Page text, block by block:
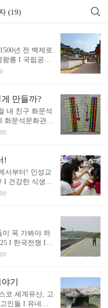
(19)
년 전 백제로
왕릉 I 국립공주
의 지혜를 배우
한 역사를 단
부가 되겠지만,
얻는다면 흥미
게 되겠죠? 여름
고 있을 텐데
(475년)에 한산
(538년)에 부여
였던..
만들까?
내 친구 화문석
화문석문화관 I
아버지 댁에
나와 돗자리
이면 흔히 볼 수
것을 화문석
했어요. 여러
업으로 계승·발
특산품으로 오
는 화문석의 ..
!
서부터! 인성교
I 건강한 식생활
하게 하는 사건
을 말합니다.
동이 아이에게
요. 하지만 막
부와 풀무원이
통해 가족 간
교육을 실천하
프로그램입니
이 꼭 가봐야 하
I 한국전쟁 I D
굴 I 도라전망
가에 살고 있다
함이나 연평도
인기 사건 등
기
코 세계유산, 고
인돌 I 유네스